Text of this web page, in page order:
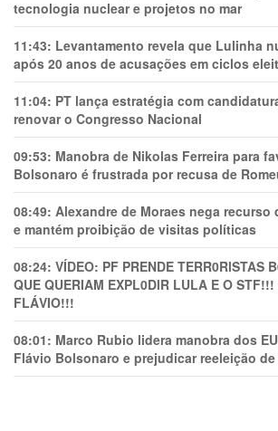
tecnologia nuclear e projetos no mar
11:43: Levantamento revela que Lulinha
após 20 anos de acusações em ciclos
11:04: PT lança estratégia com
renovar o Congresso Nacional
09:53: Manobra de Nikolas Ferreira para
Bolsonaro é frustrada por recusa de
08:49: Alexandre de Moraes nega recurso
e mantém proibição de visitas políticas
08:24: VÍDEO: PF PRENDE TERR0RlSTAS
QUE QUERIAM EXPL0DlR LULA E O
FLÁVIO!!!
08:01: Marco Rubio lidera manobra dos
Flávio Bolsonaro e prejudicar reeleição